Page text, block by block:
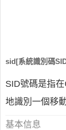
sid[系統識別碼
SID號碼是指
地識別一個移
基本信息